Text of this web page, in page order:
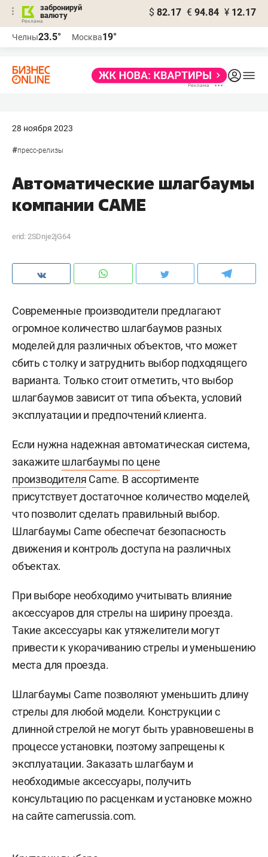
забронируй
валюту
$ 82.17 € 94.84 ¥ 12.17
Челны23.5° Москва19°
28 ноября 2023
#пресс-релизы
Автоматические шлагбаумы
компании CAME
erid: 2SDnje2jG64
Современные производители предлагают
огромное количество шлагбаумов разных
моделей для различных объектов, что может
сбить с толку и затруднить выбор подходящего
варианта. Только стоит отметить, что выбор
шлагбаумов зависит от типа объекта, условий
эксплуатации и предпочтений клиента.
Если нужна надежная автоматическая система,
закажите шлагбаумы по цене
производителя Came. В ассортименте
присутствует достаточное количество моделей,
что позволит сделать правильный выбор.
Шлагбаумы Came обеспечат безопасность
движения и контроль доступа на различных
объектах.
При выборе необходимо учитывать влияние
аксессуаров для стрелы на ширину проезда.
Такие аксессуары как утяжелители могут
привести к укорачиванию стрелы и уменьшению
места для проезда.
Шлагбаумы Came позволяют уменьшить длину
стрелы для любой модели. Конструкции с
длинной стрелой не могут быть уравновешены в
процессе установки, поэтому запрещены к
эксплуатации. Заказать шлагбаум и
необходимые аксессуары, получить
консультацию по расценкам и установке можно
на сайте camerussia.com.